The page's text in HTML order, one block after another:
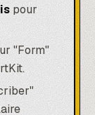
pour
"Form"